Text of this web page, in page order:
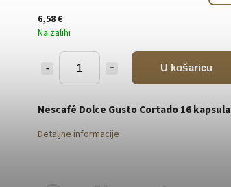
6,58 €
Na zalihi
U košaricu
Nescafé Dolce Gusto Cortado 16 kapsula
Detaljne informacije